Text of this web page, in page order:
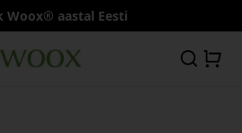
Woox® aastal Eesti